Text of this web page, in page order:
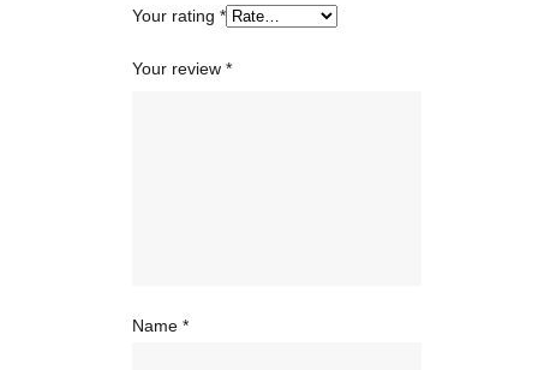
Your rating *
Your review *
Name *